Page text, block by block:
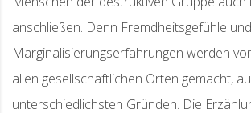
anschließen. Denn Fremdheitsgefühle und
Marginalisierungserfahrungen werden
allen gesellschaftlichen Orten gemacht,
unterschiedlichsten Gründen. Die